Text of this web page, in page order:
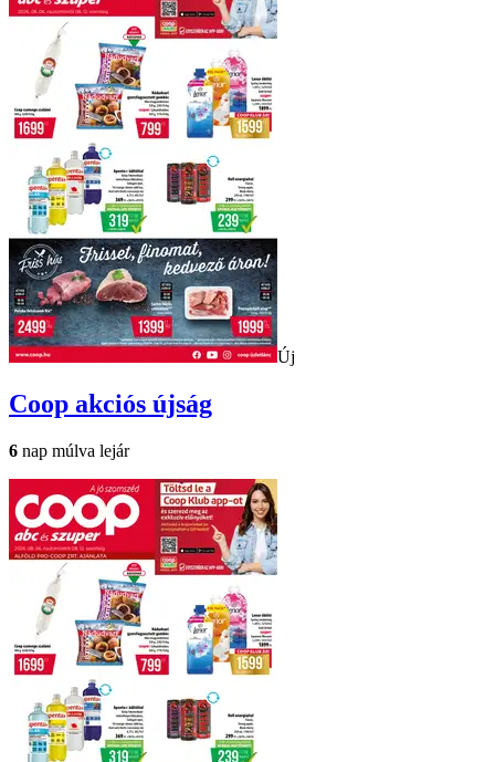
Új
Coop akciós újság
6 nap múlva lejár